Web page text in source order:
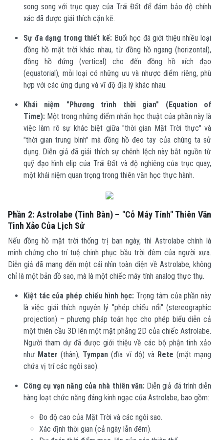
song song với trục quay của Trái Đất để đảm bảo độ chính
xác đã được giải thích cặn kẽ.
Sự đa dạng trong thiết kế: Buổi học đã giới thiệu nhiều loại
đồng hồ mặt trời khác nhau, từ đồng hồ ngang (horizontal),
đồng hồ đứng (vertical) cho đến đồng hồ xích đạo
(equatorial), mỗi loại có những ưu và nhược điểm riêng, phù
hợp với các ứng dụng và vĩ độ địa lý khác nhau.
Khái niệm "Phương trình thời gian" (Equation of
Time): Một trong những điểm nhấn học thuật của phần này là
việc làm rõ sự khác biệt giữa "thời gian Mặt Trời thực" và
"thời gian trung bình" mà đồng hồ đeo tay của chúng ta sử
dụng. Diễn giả đã giải thích sự chênh lệch này bắt nguồn từ
quỹ đạo hình elip của Trái Đất và độ nghiêng của trục quay,
một khái niệm quan trọng trong thiên văn học thực hành.
Phần 2: Astrolabe (Tinh Bàn) – "Cỗ Máy Tính" Thiên Văn
Tinh Xảo Của Lịch Sử
Nếu đồng hồ mặt trời thống trị ban ngày, thì Astrolabe chính là
minh chứng cho trí tuệ chinh phục bầu trời đêm của người xưa.
Diễn giả đã mang đến một cái nhìn toàn diện về Astrolabe, không
chỉ là một bản đồ sao, mà là một chiếc máy tính analog thực thụ.
Kiệt tác của phép chiếu hình học: Trọng tâm của phần này
là việc giải thích nguyên lý "phép chiếu nổi" (stereographic
projection) – phương pháp toán học cho phép biểu diễn cả
một thiên cầu 3D lên một mặt phẳng 2D của chiếc Astrolabe.
Người tham dự đã được giới thiệu về các bộ phận tinh xảo
như Mater (thân), Tympan (đĩa vĩ độ) và Rete (mặt mạng
chứa vị trí các ngôi sao).
Công cụ vạn năng của nhà thiên văn: Diễn giả đã trình diễn
hàng loạt chức năng đáng kinh ngạc của Astrolabe, bao gồm:
Đo độ cao của Mặt Trời và các ngôi sao.
Xác định thời gian (cả ngày lẫn đêm).